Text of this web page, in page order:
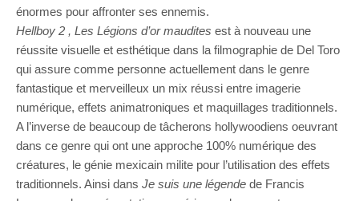
énormes pour affronter ses ennemis.
Hellboy 2 , Les Légions d’or maudites est à nouveau une
réussite visuelle et esthétique dans la filmographie de Del Toro
qui assure comme personne actuellement dans le genre
fantastique et merveilleux un mix réussi entre imagerie
numérique, effets animatroniques et maquillages traditionnels.
A l’inverse de beaucoup de tâcherons hollywoodiens oeuvrant
dans ce genre qui ont une approche 100% numérique des
créatures, le génie mexicain milite pour l’utilisation des effets
traditionnels. Ainsi dans Je suis une légende de Francis